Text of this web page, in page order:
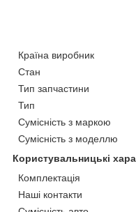
Країна виробник
Стан
Тип запчастини
Тип
Сумісність з маркою
Сумісність з моделлю
Користувальницькі
Комплектація
Наші контакти